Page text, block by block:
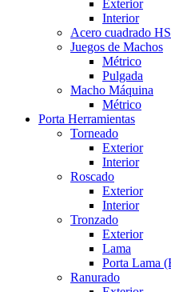
Exterior
Interior
Acero cuadrado
Juegos de Machos
Métrico
Pulgada
Macho Máquina
Métrico
Porta Herramientas
Torneado
Exterior
Interior
Roscado
Exterior
Interior
Tronzado
Exterior
Lama
Porta Lama
Ranurado